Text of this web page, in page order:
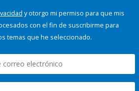
y otorgo mi permiso para que mis
con el fin de suscribirme para
temas que he seleccionado.